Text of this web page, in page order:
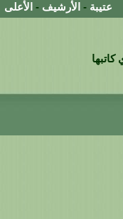
عتيبة - الأرشيف - الأعلى